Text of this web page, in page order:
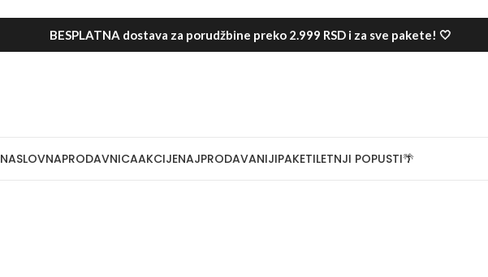
BESPLATNA dostava za porudžbine preko 2.999 RSD i za sve pakete! 🤍
NASLOVNAPRODAVNICAAKCIJENAJPRODAVANIJIPAKETILETNJI POPUSTI🌴